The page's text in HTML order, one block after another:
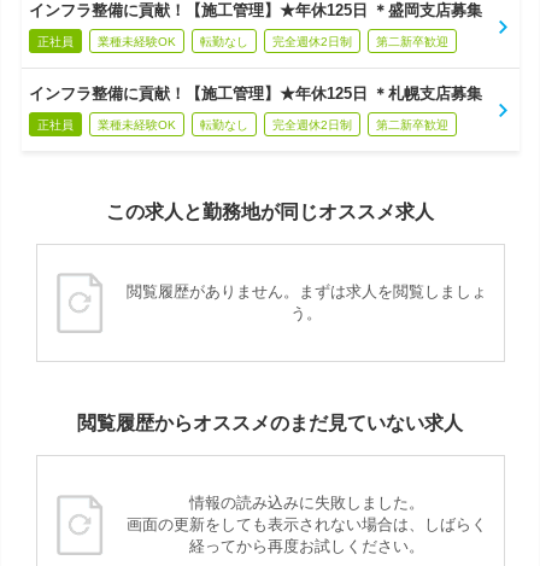
インフラ整備に貢献！【施工管理】★年休125日 ＊盛岡支店募集
正社員 業種未経験OK 転勤なし 完全週休2日制 第二新卒歓迎
インフラ整備に貢献！【施工管理】★年休125日 ＊札幌支店募集
正社員 業種未経験OK 転勤なし 完全週休2日制 第二新卒歓迎
この求人と勤務地が同じオススメ求人
閲覧履歴がありません。まずは求人を閲覧しましょ
う。
閲覧履歴からオススメのまだ見ていない求人
情報の読み込みに失敗しました。
画面の更新をしても表示されない場合は、しばらく
経ってから再度お試しください。